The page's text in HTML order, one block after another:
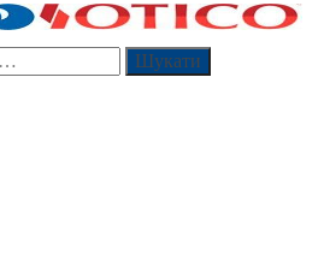
Шукати
Шукати